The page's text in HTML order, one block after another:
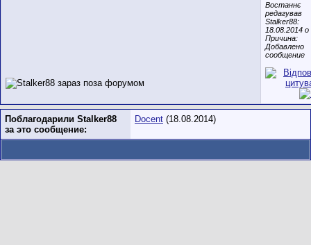
Востаннє
редагував
Stalker88:
18.08.2014 о
Причина:
Добавлено
сообщение
Поблагодарили Stalker88
за это сообщение:
Docent (18.08.2014)